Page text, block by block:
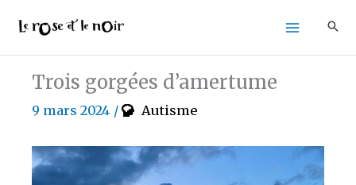
contenu
Trois gorgées d’amertume
9 mars 2024 / Autisme